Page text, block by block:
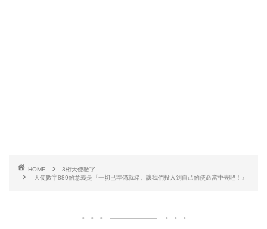
HOME
3桁天使數字
天使數字889的意義是『一切已準備就緒。讓我們投入到自己的使命當中去吧！』